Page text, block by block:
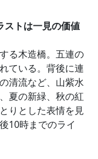
ストは一見の価値
る木造橋。五連の
ている。背後に連
清流など、山紫水
夏の新緑、秋の紅
りとした表情を見
10時までのライ